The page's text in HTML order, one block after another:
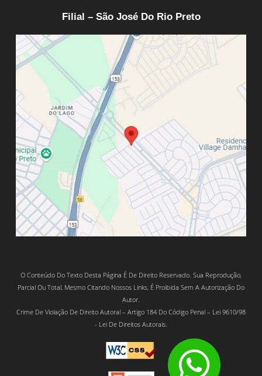
Filial – São José Do Rio Preto
O Conteúdo Do Texto Desta Página É De Direito Reservado. Sua Reprodução,
Parcial Ou Total, Mesmo Citando Nossos Links, É Proibida Sem A Autorização Do
Autor.
Crime De Violação De Direito Autoral – Artigo 184 Do Código Penal – Lei 9610/98
- Lei De Direitos Autorais.